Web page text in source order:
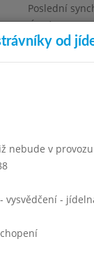
Poslední
Úterý
Omezení
1500
od
nebude v
vysvědčení -